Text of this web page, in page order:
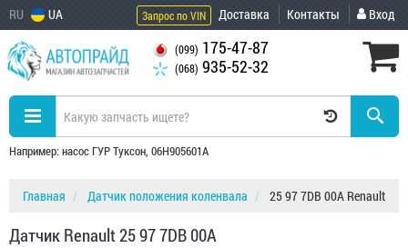
RU UA Запрос по VIN Доставка Контакты Вход
(099) 175-47-87
(068) 935-52-32
Например: насос ГУР Туксон, 06H905601A
Главная Датчик положения коленвала 25 97 7DB 00A Renault
Датчик Renault 25 97 7DB 00A